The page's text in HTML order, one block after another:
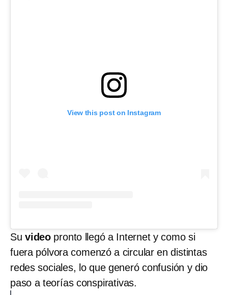
View this post on Instagram
Su video pronto llegó a Internet y como si
fuera pólvora comenzó a circular en distintas
redes sociales, lo que generó confusión y dio
paso a teorías conspirativas.